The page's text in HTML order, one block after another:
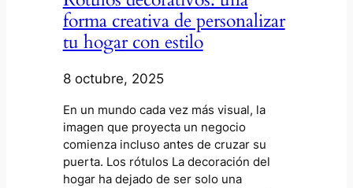
forma creativa de personalizar
tu hogar con estilo
8 octubre, 2025
En un mundo cada vez más visual, la
imagen que proyecta un negocio
comienza incluso antes de cruzar su
puerta. Los rótulos La decoración del
hogar ha dejado de ser solo una